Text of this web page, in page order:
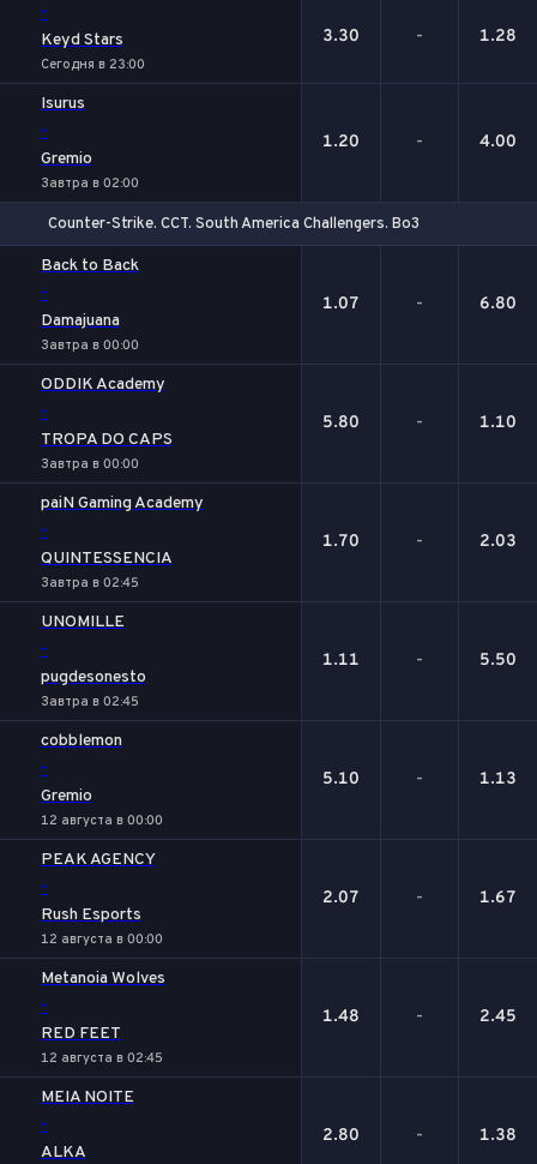
-
Keyd Stars
Сегодня в 23:00
3.30 - 1.28
Isurus
-
Gremio
Завтра в 02:00
1.20 - 4.00
Counter-Strike. CCT. South America Challengers. Bo3
Back to Back
-
Damajuana
Завтра в 00:00
1.07 - 6.80
ODDIK Academy
-
TROPA DO CAPS
Завтра в 00:00
5.80 - 1.10
paiN Gaming Academy
-
QUINTESSENCIA
Завтра в 02:45
1.70 - 2.03
UNOMILLE
-
pugdesonesto
Завтра в 02:45
1.11 - 5.50
cobblemon
-
Gremio
12 августа в 00:00
5.10 - 1.13
PEAK AGENCY
-
Rush Esports
12 августа в 00:00
2.07 - 1.67
Metanoia Wolves
-
RED FEET
12 августа в 02:45
1.48 - 2.45
MEIA NOITE
-
ALKA
2.80 - 1.38